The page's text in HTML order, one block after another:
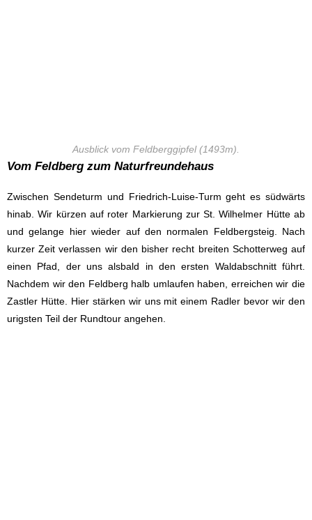
Ausblick vom Feldberggipfel (1493m).
Vom Feldberg zum Naturfreundehaus
Zwischen Sendeturm und Friedrich-Luise-Turm geht es südwärts
hinab. Wir kürzen auf roter Markierung zur St. Wilhelmer Hütte ab
und gelange hier wieder auf den normalen Feldbergsteig. Nach
kurzer Zeit verlassen wir den bisher recht breiten Schotterweg auf
einen Pfad, der uns alsbald in den ersten Waldabschnitt führt.
Nachdem wir den Feldberg halb umlaufen haben, erreichen wir die
Zastler Hütte. Hier stärken wir uns mit einem Radler bevor wir den
urigsten Teil der Rundtour angehen.